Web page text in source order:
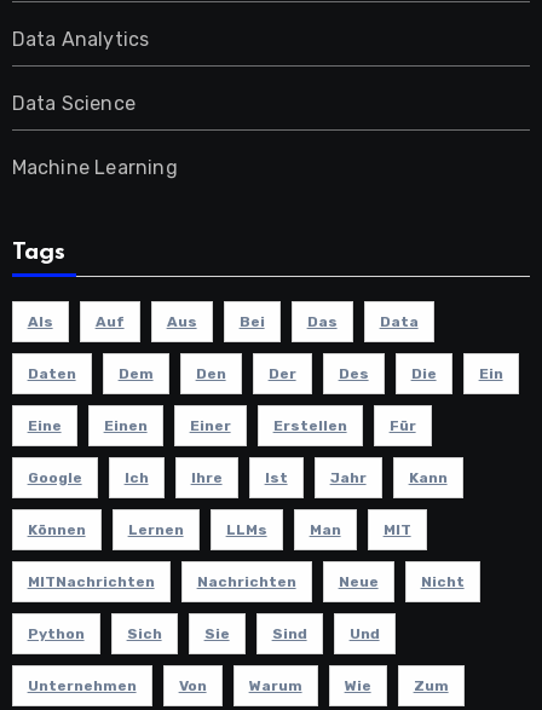
Data Analytics
Data Science
Machine Learning
Tags
Als Auf Aus Bei Das Data
Daten Dem Den Der Des Die Ein
Eine Einen Einer Erstellen Für
Google Ich Ihre Ist Jahr Kann
Können Lernen LLMs Man MIT
MITNachrichten Nachrichten Neue Nicht
Python Sich Sie Sind Und
Unternehmen Von Warum Wie Zum